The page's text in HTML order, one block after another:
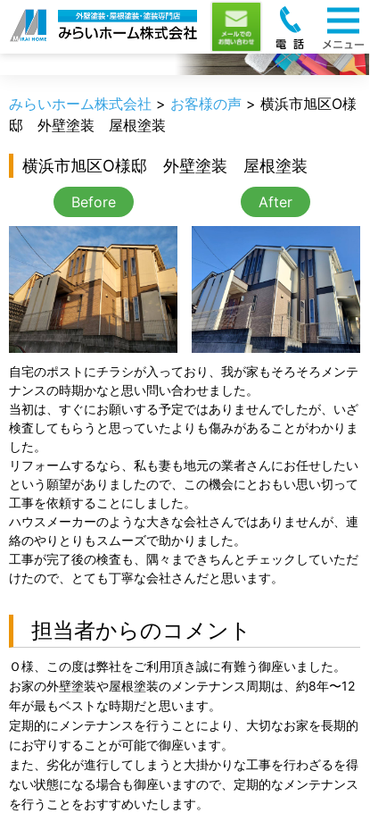
お客様の声
みらいホーム株式会社 > お客様の声 > 横浜市旭区O様
邸 外壁塗装 屋根塗装
横浜市旭区O様邸 外壁塗装 屋根塗装
Before After
自宅のポストにチラシが入っており、我が家もそろそろメンテ
ナンスの時期かなと思い問い合わせました。
当初は、すぐにお願いする予定ではありませんでしたが、いざ
検査してもらうと思っていたよりも傷みがあることがわかりま
した。
リフォームするなら、私も妻も地元の業者さんにお任せしたい
という願望がありましたので、この機会にとおもい思い切って
工事を依頼することにしました。
ハウスメーカーのような大きな会社さんではありませんが、連
絡のやりとりもスムーズで助かりました。
工事が完了後の検査も、隅々まできちんとチェックしていただ
けたので、とても丁寧な会社さんだと思います。
担当者からのコメント
Ｏ様、この度は弊社をご利用頂き誠に有難う御座いました。
お家の外壁塗装や屋根塗装のメンテナンス周期は、約8年〜12
年が最もベストな時期だと思います。
定期的にメンテナンスを行うことにより、大切なお家を長期的
にお守りすることが可能で御座います。
また、劣化が進行してしまうと大掛かりな工事を行わざるを得
ない状態になる場合も御座いますので、定期的なメンテナンス
を行うことをおすすめいたします。